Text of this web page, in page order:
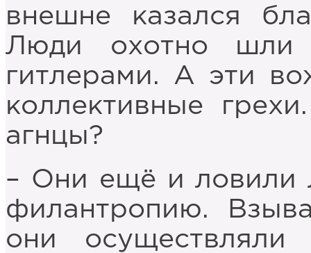
внешне казался
Люди охотно шли
гитлерами. А эти
коллективные
агнцы?
– Они ещё и ловили
филантропию.
они осуществляли